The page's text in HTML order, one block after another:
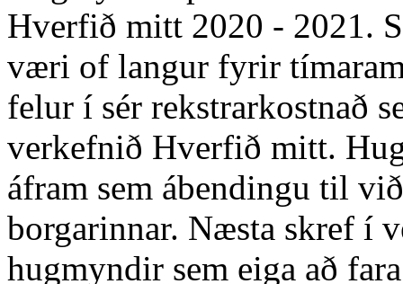
Hverfið mitt 2020 - 2021.
væri of langur fyrir
felur í sér rekstrarkostnað
verkefnið Hverfið mitt.
áfram sem ábendingu til
borgarinnar. Næsta skref í
hugmyndir sem eiga að